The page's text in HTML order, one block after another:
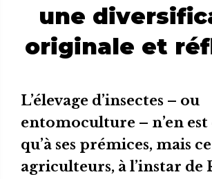
une
originale et
L’élevage d’insectes – ou
entomoculture – n’en
qu’à ses prémices, mais
agriculteurs, à l’instar de